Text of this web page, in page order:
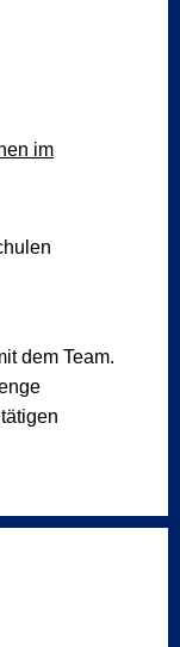
im
dem Team.